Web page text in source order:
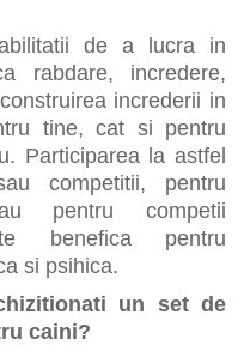
de a lucra in
rabdare, incredere,
increderii in
tine, cat si pentru
Participarea la astfel
competitii, pentru
pentru competii
benefica pentru
si psihica.
un set de
caini?